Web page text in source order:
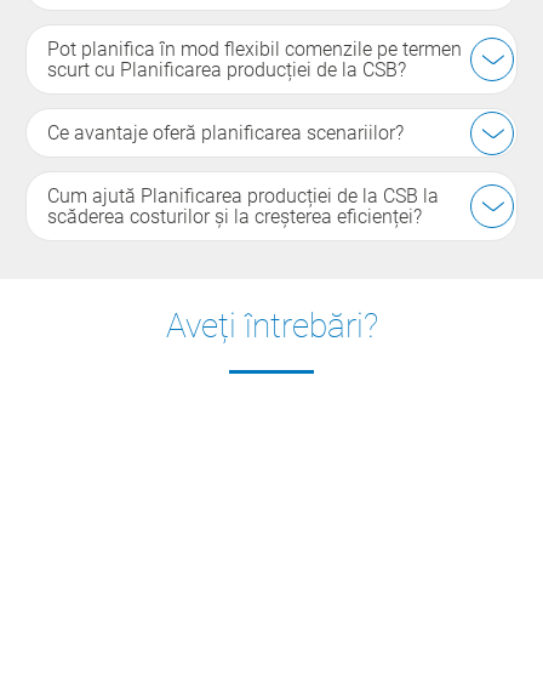
Pot planifica în mod flexibil comenzile pe termen
scurt cu Planificarea producției de la CSB?
Ce avantaje oferă planificarea scenariilor?
Cum ajută Planificarea producției de la CSB la
scăderea costurilor și la creșterea eficienței?
Aveți întrebări?